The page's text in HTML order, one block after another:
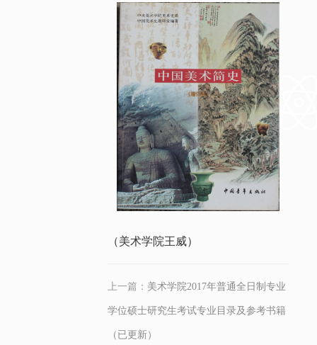
（美术学院王威）
上一篇： 美术学院2017年普通全日制专业
学位硕士研究生考试专业目录及参考书籍
（已更新）